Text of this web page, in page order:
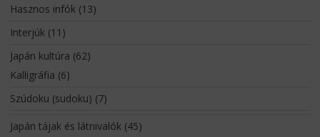
Hasznos infók(13)
Interjúk(11)
Japán kultúra (62)
Kalligráfia (6)
Szúdoku (sudoku) (7)
Japán tájak és látnivalók(45)